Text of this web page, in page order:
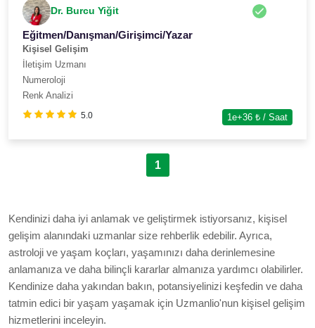
Dr. Burcu Yiğit
Eğitmen/Danışman/Girişimci/Yazar
Kişisel Gelişim
İletişim Uzmanı
Numeroloji
Renk Analizi
5.0 1e+36 ₺ / Saat
1
Kendinizi daha iyi anlamak ve geliştirmek istiyorsanız, kişisel
gelişim alanındaki uzmanlar size rehberlik edebilir. Ayrıca,
astroloji ve yaşam koçları, yaşamınızı daha derinlemesine
anlamanıza ve daha bilinçli kararlar almanıza yardımcı olabilirler.
Kendinize daha yakından bakın, potansiyelinizi keşfedin ve daha
tatmin edici bir yaşam yaşamak için Uzmanlio'nun kişisel gelişim
hizmetlerini inceleyin.